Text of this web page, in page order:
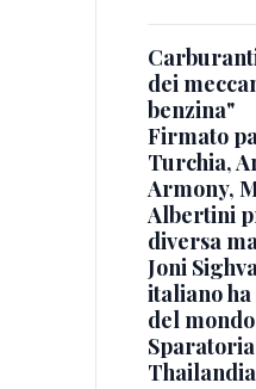
dei
benzina"
Firmato
Turchia,
Armony,
Albertini
diversa
Joni
italiano
del